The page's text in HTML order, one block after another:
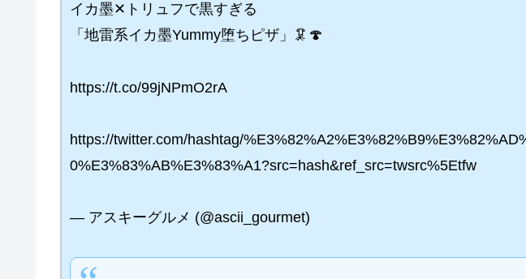
イカ墨✕トリュフで黒すぎる
「地雷系イカ墨Yummy堕ちピザ」🦑🍄
https://t.co/99jNPmO2rA
https://twitter.com/hashtag/
0%E3%83%AB%E3%83%A1?src=hash&ref_src=twsrc%5Etfw
— アスキーグルメ (@ascii_gourmet)